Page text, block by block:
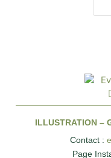
ILLUSTRATION –
Contact :
Page